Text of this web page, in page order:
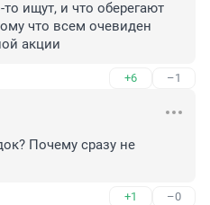
ищут, и что оберегают
что всем очевиден
акции
+6 –1
Почему сразу не
+1 –0